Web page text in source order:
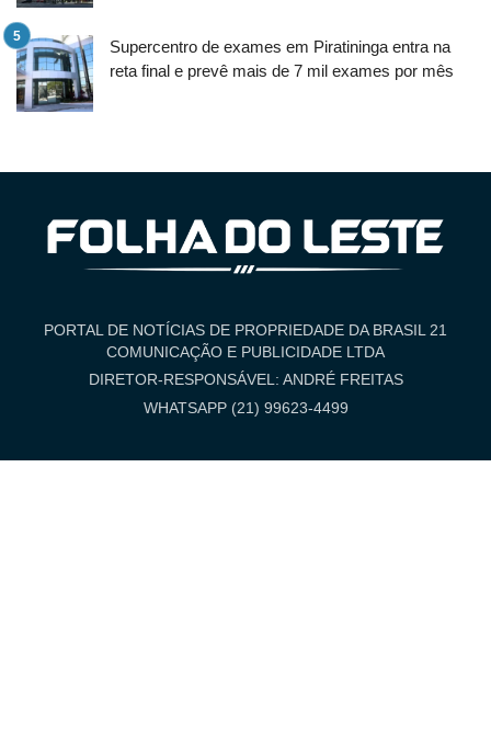
Supercentro de exames em Piratininga entra na
reta final e prevê mais de 7 mil exames por mês
PORTAL DE NOTÍCIAS DE PROPRIEDADE DA BRASIL 21
COMUNICAÇÃO E PUBLICIDADE LTDA
DIRETOR-RESPONSÁVEL: ANDRÉ FREITAS
WHATSAPP (21) 99623-4499